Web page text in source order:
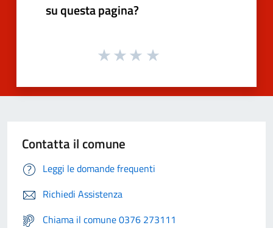
su questa pagina?
Contatta il comune
Leggi le domande frequenti
Richiedi Assistenza
Chiama il comune 0376 273111